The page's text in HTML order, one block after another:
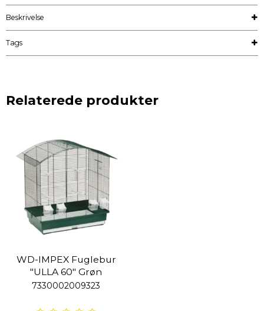
Beskrivelse
Tags
Relaterede produkter
WD-IMPEX Fuglebur
"ULLA 60" Grøn
7330002009323